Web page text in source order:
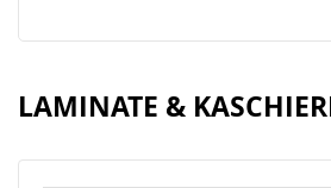
LAMINATE &